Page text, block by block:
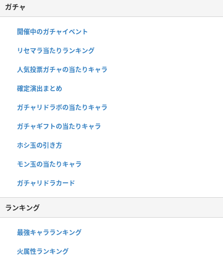
ガチャ
開催中のガチャイベント
リセマラ当たりランキング
人気投票ガチャの当たりキャラ
確定演出まとめ
ガチャリドラボの当たりキャラ
ガチャギフトの当たりキャラ
ホシ玉の引き方
モン玉の当たりキャラ
ガチャリドラカード
ランキング
最強キャラランキング
火属性ランキング